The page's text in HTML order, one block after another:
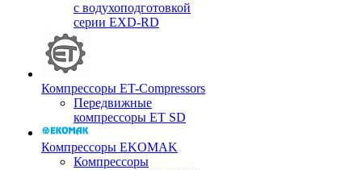
с водухоподготовкой
серии EXD-RD
Компрессоры ET-Compressors
Передвижные
компрессоры ET SD
Компрессоры EKOMAK
Компрессоры